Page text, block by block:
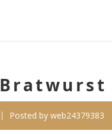
Bratwurst
Posted by web24379383